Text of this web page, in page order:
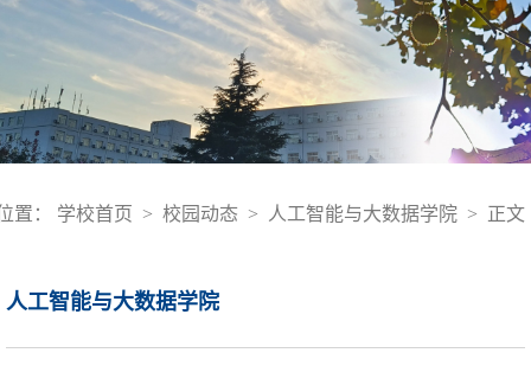
置： 学校首页 > 校园动态 > 人工智能与大数据学院 > 正文
人工智能与大数据学院